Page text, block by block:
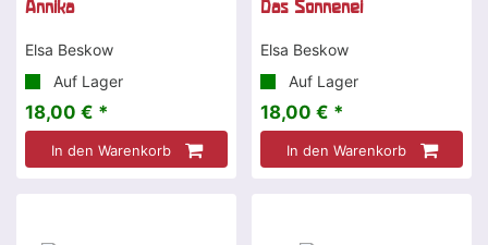
Annika
Elsa Beskow
Auf Lager
18,00 € *
In den Warenkorb
Das Sonnenei
Elsa Beskow
Auf Lager
18,00 € *
In den Warenkorb